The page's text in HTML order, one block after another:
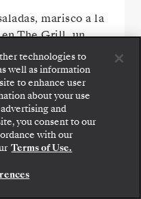
marisco a la
The Grill, un
las tarifas y los
de forma
SUITE
technologies to
well as information
to enhance user
about your use
and
you consent to our
with our
Terms of Use.